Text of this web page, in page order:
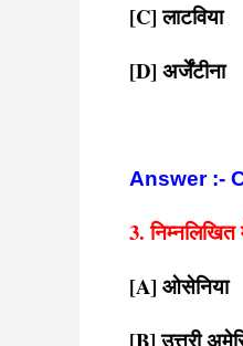
[C] लाटविया
[D] अर्जेंटीना
Answer :-
3.
[A] ओसेनिया
[B] उत्तरी